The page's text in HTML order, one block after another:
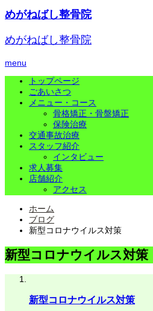
めがねばし整骨院
めがねばし整骨院
menu
トップページ
ごあいさつ
メニュー・コース
骨格矯正・骨盤矯正
保険治療
交通事故治療
スタッフ紹介
インタビュー
求人募集
店舗紹介
アクセス
ホーム
ブログ
新型コロナウイルス対策
新型コロナウイルス対策
新型コロナウイルス対策